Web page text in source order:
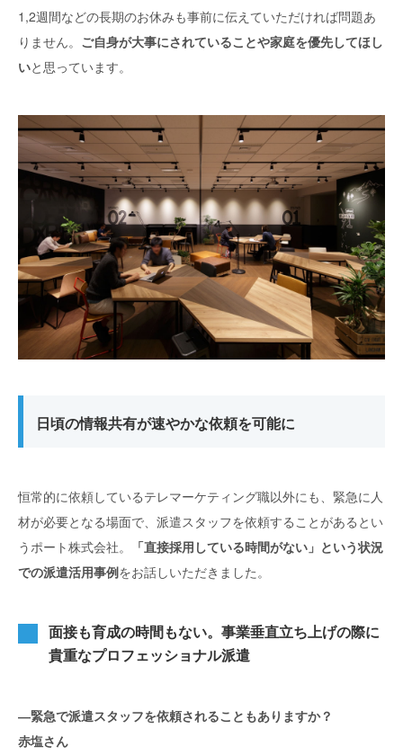
1,2週間などの長期のお休みも事前に伝えていただければ問題あ
りません。 ご自身が大事にされていることや家庭を優先してほし
いと思っています。
日頃の情報共有が速やかな依頼を可能に
恒常的に依頼しているテレマーケティング職以外にも、緊急に人
材が必要となる場面で、派遣スタッフを依頼することがあるとい
うポート株式会社。
「直接採用している時間がない」という状況
での派遣活用事例をお話しいただきました。
面接も育成の時間もない。事業垂直立ち上げの際に
貴重なプロフェッショナル派遣
―緊急で派遣スタッフを依頼されることもありますか？
赤塩さん